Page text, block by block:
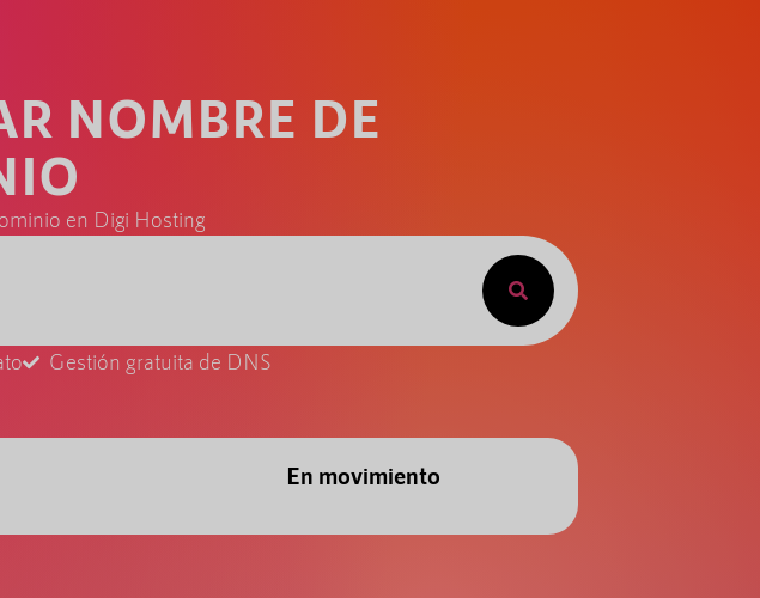
NOMBRE DE
en Digi Hosting
Gestión gratuita de DNS
En movimiento